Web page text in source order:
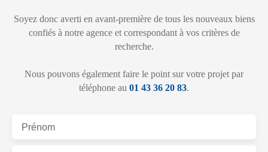
Soyez donc averti en avant-première de tous les nouveaux biens
confiés à notre agence et correspondant à vos critères de
recherche.
Nous pouvons également faire le point sur votre projet par
téléphone au 01 43 36 20 83.
Prénom